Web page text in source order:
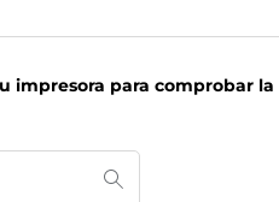
impresora para comprobar la